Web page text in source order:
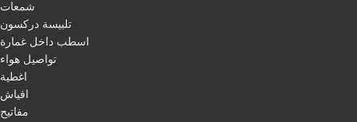
شمعات
تلبيسة دركسون
اسطب داخل غمارة
تواصيل هواء
اغطية
افياش
مفاتيح